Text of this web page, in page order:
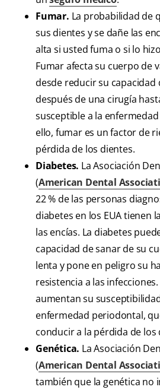
Fumar. La probabilidad de
sus dientes y se dañe las
alta si usted fuma o si lo
Fumar afecta su cuerpo de
desde reducir su capacidad
después de una cirugía
susceptible a la
ello, fumar es un factor de
pérdida de los dientes.
Diabetes. La Asociación
(American Dental
22 % de las personas
diabetes en los EUA tienen
las encías. La diabetes
capacidad de sanar de su
lenta y pone en peligro su
resistencia a las
aumentan su
enfermedad periodontal,
conducir a la pérdida de los
Genética. La Asociación
(American Dental
también que la genética no